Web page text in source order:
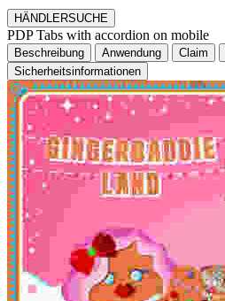
HÄNDLERSUCHE
PDP Tabs with accordion on mobile
Beschreibung Anwendung Claim
Sicherheitsinformationen